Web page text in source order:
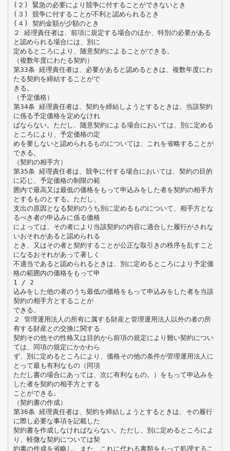
(２) 緊急の必要により競争に付することができないとき
(３) 競争に付することが不利と認められるとき
(４) 契約金額が少額のとき
２ 経理責任者は、前項に規定する場合のほか、特別の必要がある
と認められる場合には、別に
定めるところにより、随意契約によることができる。
（複数年度にわたる契約）
第33条 経理責任者は、必要があると認めるときは、複数年度にわ
たる契約を締結することがで
きる。
（予定価格）
第34条 経理責任者は、契約を締結しようとするときは、当該契約
に係る予定価格を定めなけれ
ばならない。ただし、随意契約による場合においては、別に定める
ところにより、予定価格の定
めを要しないと認められるものについては、これを省略することが
できる。
（契約の相手方）
第35条 経理責任者は、競争に付する場合においては、契約の目的
に応じ、予定価格の制限の範
囲内で最高又は最低の価格をもって申込みをした者を契約の相手方
とするものとする。ただし、
支出の原因となる契約のうち別に定めるものについて、相手方とな
るべき者の申込みに係る価格
によっては、その者により当該契約の内容に適合した履行がされな
いおそれがあると認められる
とき、又はその者と契約することが公正な取引きの秩序を乱すこと
になるおそれがあって著しく
不適当であると認められるときは、別に定めるところにより予定価
格の範囲内の価格をもって申
1 / 2
込みをした他の者のうち最低の価格をもって申込みをした者を当該
契約の相手方とすることが
できる。
２ 管理運用法人の所有に属する財産と管理運用法人以外の者の所
有する財産との交換に関する
契約その他その性格又は目的から前項の規定により難い契約につい
ては、同項の規定にかかわら
ず、別に定めるところにより、価格その他の条件が管理運用法人に
とって最も有利なもの（同項
ただし書の場合にあっては、次に有利なもの。）をもって申込みを
した者を契約の相手方とする
ことができる。
（契約書の作成）
第36条 経理責任者は、契約を締結しようとするときは、その履行
に際し必要な事項を記載した
契約書を作成しなければならない。ただし、別に定めるところによ
り、軽微な契約については契
約書の作成を省略し、また、これに代わる書類をもって処理するこ